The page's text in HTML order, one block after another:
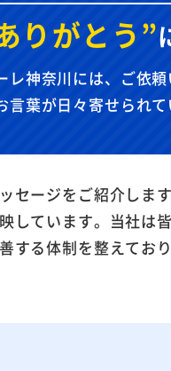
りがとう”
レ神奈川には、ご依
言葉が日々寄せられて
セージをご紹介しま
しています。当社は
する体制を整えてお